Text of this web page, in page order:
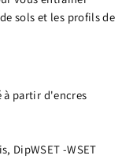
sols et les profils de
à partir d'encres
DipWSET -WSET